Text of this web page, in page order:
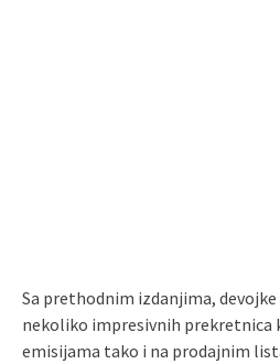
Sa prethodnim izdanjima,
nekoliko impresivnih prekretnica
emisijama tako i na prodajnim